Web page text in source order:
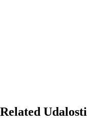
Related Udalosti